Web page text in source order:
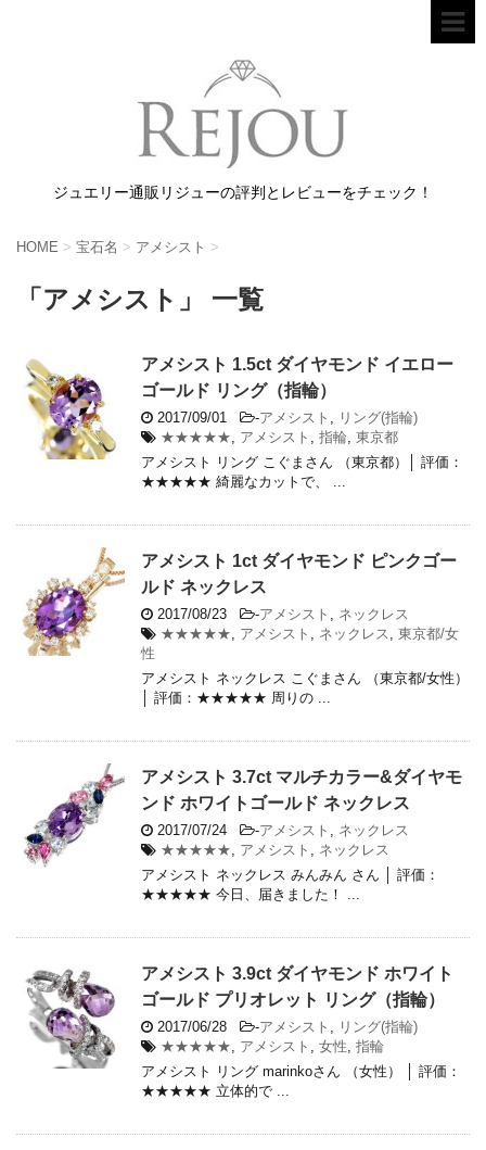
ジュエリー通販リジューの評判とレビューをチェック！
HOME > 宝石名 > アメシスト >
「アメシスト」 一覧
アメシスト 1.5ct ダイヤモンド イエロー
ゴールド リング（指輪）
2017/09/01 -アメシスト , リング(指輪)
★★★★★, アメシスト , 指輪, 東京都
アメシスト リング こぐまさん （東京都）│ 評価：
★★★★★ 綺麗なカットで、 ...
アメシスト 1ct ダイヤモンド ピンクゴー
ルド ネックレス
2017/08/23 -アメシスト , ネックレス
★★★★★, アメシスト , ネックレス , 東京都/女
性
アメシスト ネックレス こぐまさん （東京都/女性）
│ 評価：★★★★★ 周りの ...
アメシスト 3.7ct マルチカラー&ダイヤモ
ンド ホワイトゴールド ネックレス
2017/07/24 -アメシスト , ネックレス
★★★★★, アメシスト , ネックレス
アメシスト ネックレス みんみん さん │ 評価：
★★★★★ 今日、届きました！ ...
アメシスト 3.9ct ダイヤモンド ホワイト
ゴールド プリオレット リング（指輪）
2017/06/28 -アメシスト , リング(指輪)
★★★★★, アメシスト , 女性, 指輪
アメシスト リング marinkoさん （女性） │ 評価：
★★★★★ 立体的で ...